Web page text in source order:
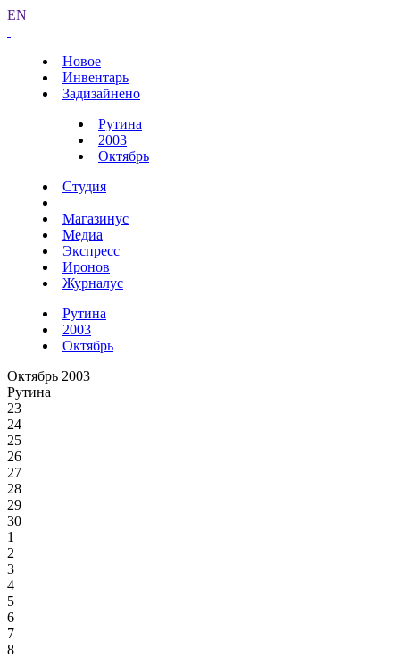
EN
Новое
Инвентарь
Задизайнено
Рутина
2003
Октябрь
Студия
Магазинус
Медиа
Экспресс
Иронов
Журналус
Рутина
2003
Октябрь
Октябрь 2003
Рутина
23
24
25
26
27
28
29
30
1
2
3
4
5
6
7
8